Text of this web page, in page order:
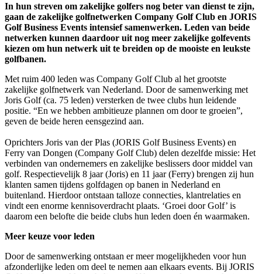
In hun streven om zakelijke golfers nog beter van dienst te zijn,
gaan de zakelijke golfnetwerken Company Golf Club en JORIS
Golf Business Events intensief samenwerken. Leden van beide
netwerken kunnen daardoor uit nog meer zakelijke golfevents
kiezen om hun netwerk uit te breiden op de mooiste en leukste
golfbanen.
Met ruim 400 leden was Company Golf Club al het grootste
zakelijke golfnetwerk van Nederland. Door de samenwerking met
Joris Golf (ca. 75 leden) versterken de twee clubs hun leidende
positie. “En we hebben ambitieuze plannen om door te groeien”,
geven de beide heren eensgezind aan.
Oprichters Joris van der Plas (JORIS Golf Business Events) en
Ferry van Dongen (Company Golf Club) delen dezelfde missie: Het
verbinden van ondernemers en zakelijke beslissers door middel van
golf. Respectievelijk 8 jaar (Joris) en 11 jaar (Ferry) brengen zij hun
klanten samen tijdens golfdagen op banen in Nederland en
buitenland. Hierdoor ontstaan talloze connecties, klantrelaties en
vindt een enorme kennisoverdracht plaats. ‘Groei door Golf’ is
daarom een belofte die beide clubs hun leden doen én waarmaken.
Meer keuze voor leden
Door de samenwerking ontstaan er meer mogelijkheden voor hun
afzonderlijke leden om deel te nemen aan elkaars events. Bij JORIS